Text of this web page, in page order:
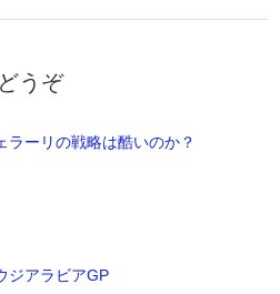
うぞ
ラーリの戦略は酷いのか？
ジアラビアGP